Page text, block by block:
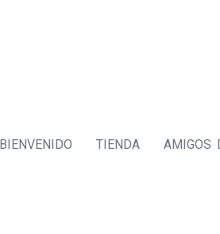
BIENVENIDO TIENDA AMIGOS